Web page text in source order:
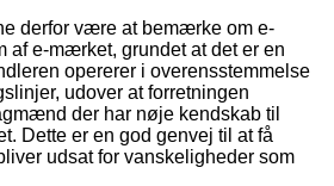
derfor være at bemærke om e-
af e-mærket, grundet at det er en
opererer i overensstemmelse
udover at forretningen
der har nøje kendskab til
Dette er en god genvej til at få
udsat for vanskeligheder som